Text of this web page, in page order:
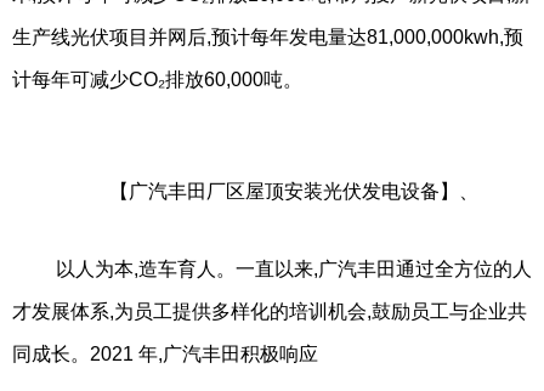
生产线光伏项目并网后,预计每年发电量达81,000,000kwh,预
计每年可减少CO₂排放60,000吨。
【广汽丰田厂区屋顶安装光伏发电设备】、
以人为本,造车育人。一直以来,广汽丰田通过全方位的人
才发展体系,为员工提供多样化的培训机会,鼓励员工与企业共
同成长。2021 年,广汽丰田积极响应